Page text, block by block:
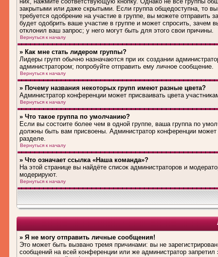
закрытыми или даже скрытыми. Если группа общедоступна, то
требуется одобрение на участие в группе, вы можете
будет одобрить ваше участие в группе и может спросить, зачем
отклонил ваш запрос; у него могут быть для этого свои причины.
Вернуться к началу
» Как мне стать лидером группы?
Лидеры групп обычно назначаются при их создании
администратором; попробуйте отправить ему личное сообщение.
Вернуться к началу
» Почему названия некоторых групп имеют разные цвета?
Администратор конференции может присваивать цвета
Вернуться к началу
» Что такое группа по умолчанию?
Если вы состоите более чем в одной группе, ваша группа по
должны быть вам присвоены. Администратор конференции
разделе.
Вернуться к началу
» Что означает ссылка «Наша команда»?
На этой странице вы найдёте список администраторов и
модерируют.
Вернуться к началу
» Я не могу отправить личные сообщения!
Это может быть вызвано тремя причинами: вы не
сообщений на всей конференции или же администратор